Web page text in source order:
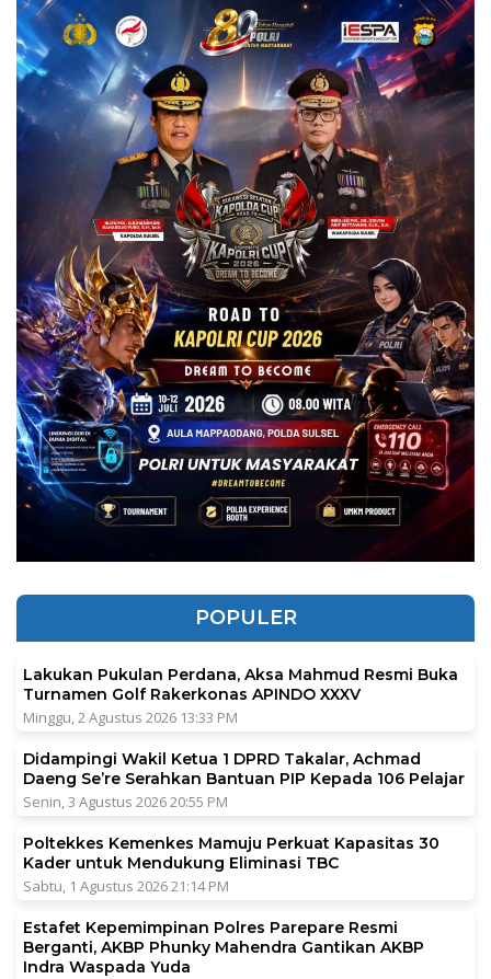
POPULER
Lakukan Pukulan Perdana, Aksa Mahmud Resmi Buka
Turnamen Golf Rakerkonas APINDO XXXV
Minggu, 2 Agustus 2026 13:33 PM
Didampingi Wakil Ketua 1 DPRD Takalar, Achmad
Daeng Se’re Serahkan Bantuan PIP Kepada 106 Pelajar
Senin, 3 Agustus 2026 20:55 PM
Poltekkes Kemenkes Mamuju Perkuat Kapasitas 30
Kader untuk Mendukung Eliminasi TBC
Sabtu, 1 Agustus 2026 21:14 PM
Estafet Kepemimpinan Polres Parepare Resmi
Berganti, AKBP Phunky Mahendra Gantikan AKBP
Indra Waspada Yuda